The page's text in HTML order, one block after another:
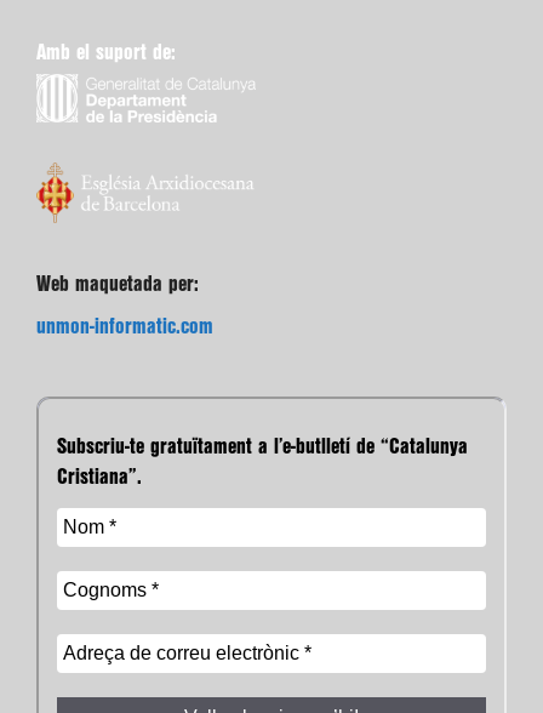
Amb el suport de:
Web maquetada per:
unmon-informatic.com
Subscriu-te gratuïtament a l’e-butlletí de “Catalunya
Cristiana”.